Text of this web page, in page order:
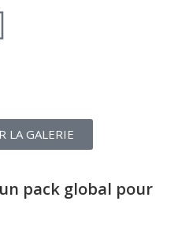
LA GALERIE
pack global pour